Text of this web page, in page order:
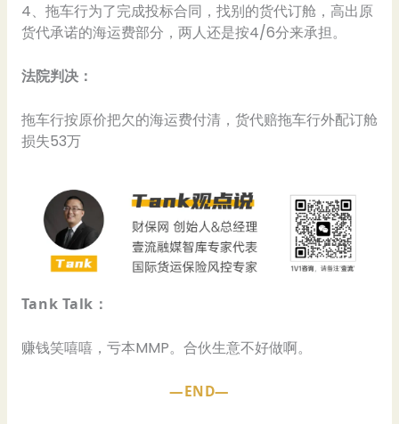
4、拖车行为了完成投标合同，找别的货代订舱，高出原
货代承诺的海运费部分，两人还是按4/6分来承担。
法院判决：
拖车行按原价把欠的海运费付清，货代赔拖车行外配订舱
损失53万
Tank Talk：
赚钱笑嘻嘻，亏本MMP。合伙生意不好做啊。
—END—